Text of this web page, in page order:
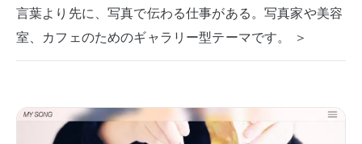
言葉より先に、写真で伝わる仕事がある。写真家や美容
室、カフェのためのギャラリー型テーマです。 ＞